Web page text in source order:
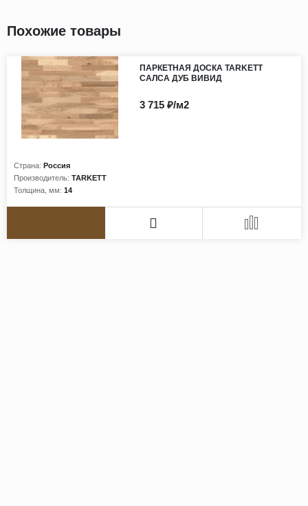
Похожие товары
ПАРКЕТНАЯ ДОСКА TARKETT
САЛСА ДУБ ВИВИД
Страна: Россия
Производитель: TARKETT
Толщина, мм: 14
3 715 ₽/м2